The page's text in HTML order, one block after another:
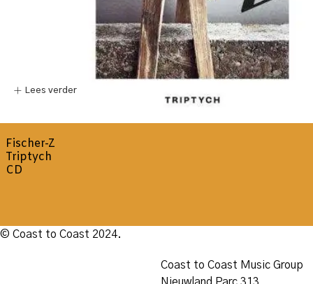
Lees verder
Fischer-Z
Triptych
CD
© Coast to Coast 2024.
Coast to Coast Music Group